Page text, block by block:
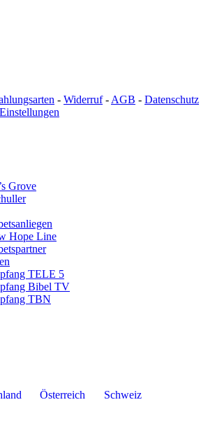
- Widerruf- AGB - Datenschutz
Grove
Hope Line
TELE 5
Bibel TV
TBN
Österreich Schweiz